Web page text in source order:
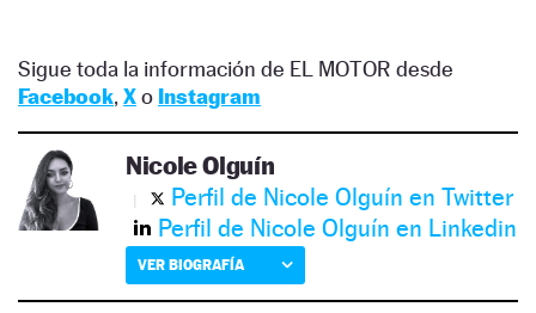
Sigue toda la información de EL MOTOR desde
Facebook, Xo Instagram
Nicole Olguín
Perfil de Nicole Olguín en Twitter
Perfil de Nicole Olguín en Linkedin
VER BIOGRAFÍA